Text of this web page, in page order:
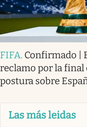
FIFA. Confirmado |
reclamo por la final
postura sobre
Las más leidas